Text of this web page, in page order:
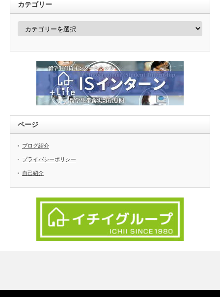
カテゴリー
カ
ー
ページ
ブログ紹介
プライバシーポリシー
自己紹介